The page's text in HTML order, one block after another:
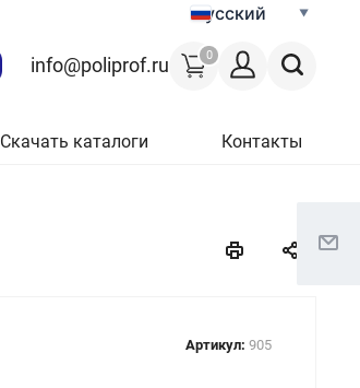
Русский
0
info@poliprof.ru
Скачать каталоги Контакты
Артикул: 905